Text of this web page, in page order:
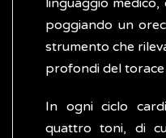
linguaggio
poggiando un
strumento che
profondi del
In ogni ciclo
quattro toni, di